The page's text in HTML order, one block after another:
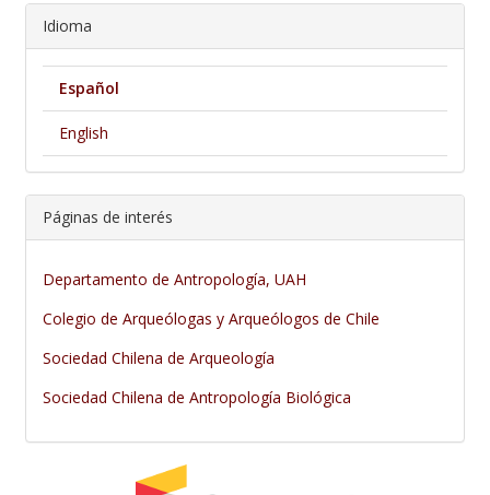
Idioma
Español
English
Páginas de interés
Departamento de Antropología, UAH
Colegio de Arqueólogas y Arqueólogos de Chile
Sociedad Chilena de Arqueología
Sociedad Chilena de Antropología Biológica